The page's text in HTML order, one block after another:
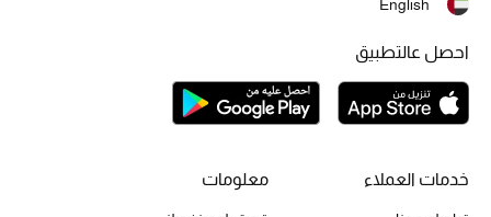
الأكثر مبيعاً
العطور
خدمات العملاء معلومات
English
احصل عالتطبيق